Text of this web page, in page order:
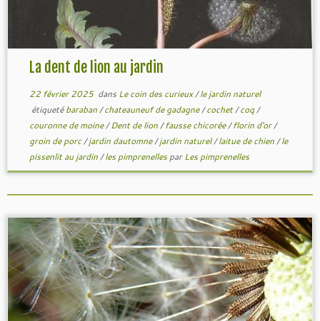
La dent de lion au jardin
22 février 2025dans Le coin des curieux/le jardin naturel
étiquetébaraban/chateauneuf de gadagne/cochet/coq/
couronne de moine/Dent de lion/fausse chicorée/florin d'or/
groin de porc/jardin dautomne/jardin naturel/laitue de chien/le
pissenlit au jardin/les pimprenellesparLes pimprenelles